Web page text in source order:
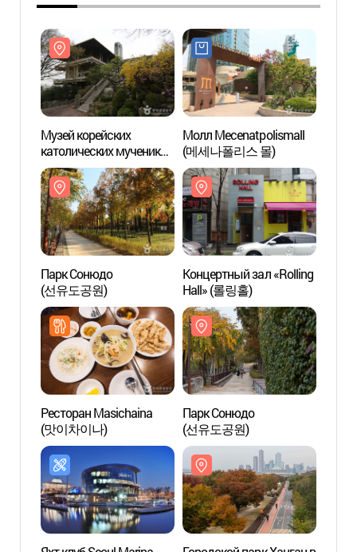
Музей корейских
католических мучеников
(한국천주교순교자박물
관)
Молл Mecenatpolismall
(메세나폴리스 몰)
Парк Сонюдо
(선유도공원)
Концертный зал «Rolling
Hall» (롤링홀)
Ресторан Masichaina
(맛이차이나)
Парк Сонюдо
(선유도공원)